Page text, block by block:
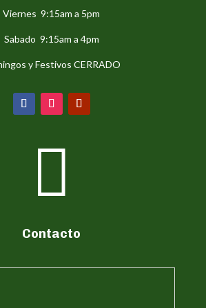
Viernes 9:15am a 5pm
Sabado 9:15am a 4pm
y Festivos CERRADO

Contacto